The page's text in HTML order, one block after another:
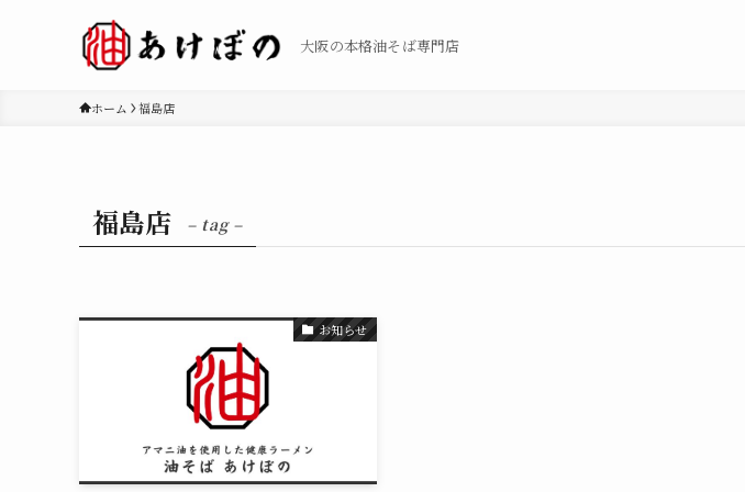
大阪の本格油そば専門店
ホーム 福島店
福島店 – tag –
お知らせ